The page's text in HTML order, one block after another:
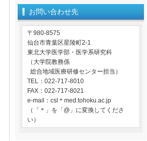
お問い合わせ先
〒980-8575
仙台市青葉区星陵町2-1
東北大学医学部・医学系研究科
（大学院教務係
総合地域医療研修センター担当）
TEL：022-717-8010
FAX：022-717-8021
e-mail：csl＊med.tohoku.ac.jp
（「＊」を「@」に変換してくださ
い）